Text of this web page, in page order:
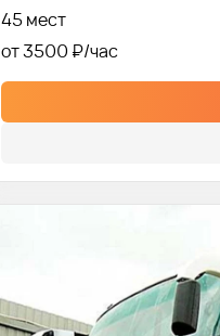
45 мест
от 3500 ₽